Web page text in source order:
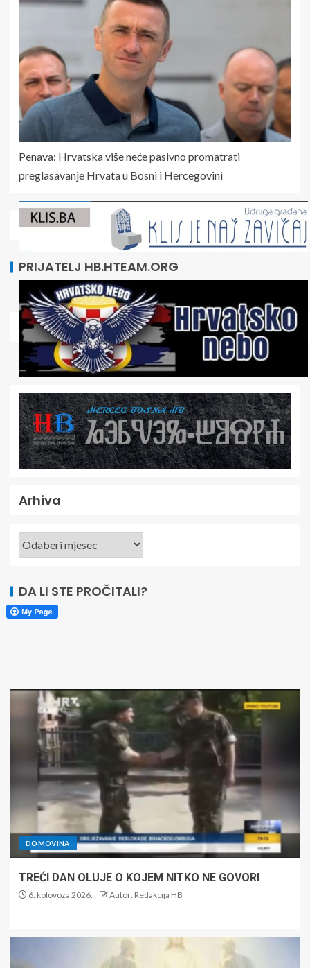
Penava: Hrvatska više neće pasivno promatrati
preglasavanje Hrvata u Bosni i Hercegovini
PRIJATELJ HB.HTEAM.ORG
Arhiva
DA LI STE PROČITALI?
DOMOVINA
TREĆI DAN OLUJE O KOJEM NITKO NE GOVORI
6. kolovoza 2026. Autor: Redakcija HB